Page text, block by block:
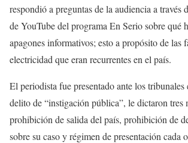
respondió a preguntas de la audiencia a través
de YouTube del programa En Serio sobre qué
apagones informativos; esto a propósito de las
electricidad que eran recurrentes en el país.
El periodista fue presentado ante los
delito de “instigación pública”, le dictaron tres
prohibición de salida del país, prohibición de
sobre su caso y régimen de presentación cada